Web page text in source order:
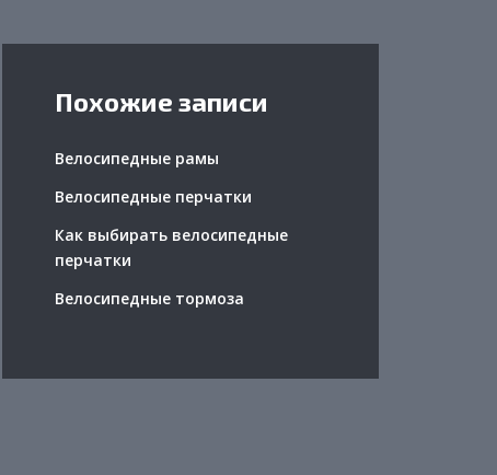
Похожие записи
Велосипедные рамы
Велосипедные перчатки
Как выбирать велосипедные
перчатки
Велосипедные тормоза